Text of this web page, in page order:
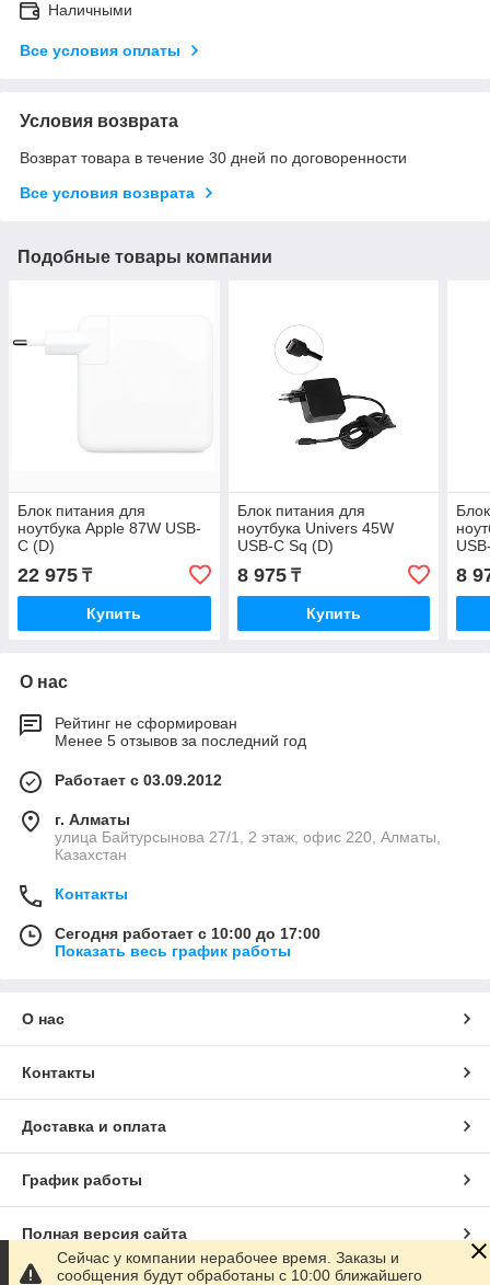
Наличными
Все условия оплаты
Условия возврата
Возврат товара в течение 30 дней по договоренности
Все условия возврата
Подобные товары компании
Блок питания для
ноутбука Apple 87W USB-
C (D)
22 975 ₸
Купить
Блок питания для
ноутбука Univers 45W
USB-C Sq (D)
8 975₸
Купить
8
О нас
Рейтинг не сформирован
Менее 5 отзывов за последний год
Работает с 03.09.2012
г. Алматы
улица Байтурсынова 27/1, 2 этаж, офис 220, Алматы,
Казахстан
Контакты
Сегодня работает с 10:00 до 17:00
Показать весь график работы
О нас
Контакты
Доставка и оплата
График работы
Полная версия сайта
Сейчас у компании нерабочее время. Заказы и
сообщения будут обработаны с 10:00 ближайшего